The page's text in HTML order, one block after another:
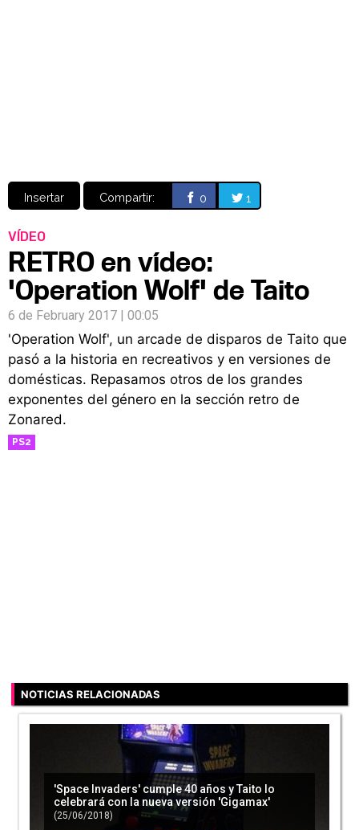
Insertar Compartir: 0 1
VÍDEO
RETRO en vídeo:
'Operation Wolf' de Taito
6 de February 2017 | 00:05
'Operation Wolf', un arcade de disparos de Taito que
pasó a la historia en recreativos y en versiones de
domésticas. Repasamos otros de los grandes
exponentes del género en la sección retro de
Zonared.
PS2
NOTICIAS RELACIONADAS
'Space Invaders' cumple 40 años y Taito lo
celebrará con la nueva versión 'Gigamax'
(25/06/2018)